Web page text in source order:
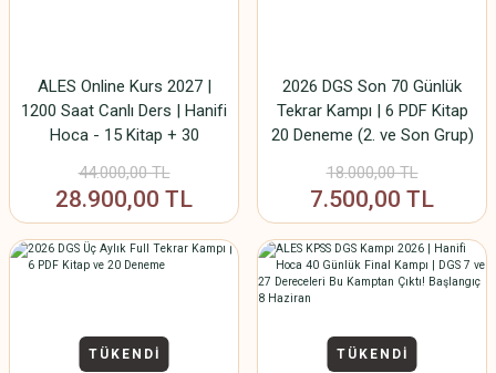
ALES Online Kurs 2027 |
1200 Saat Canlı Ders | Hanifi
Hoca - 15 Kitap + 30
44.000,00 TL
28.900,00 TL
2026 DGS Son 70 Günlük
Tekrar Kampı | 6 PDF Kitap
20 Deneme (2. ve Son Grup)
18.000,00 TL
7.500,00 TL
TÜKENDİ TÜKENDİ